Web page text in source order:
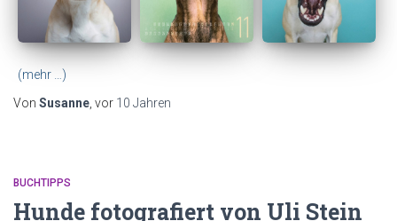
(mehr …)
Von Susanne , vor 10 Jahren
BUCHTIPPS
Hunde fotografiert von Uli Stein